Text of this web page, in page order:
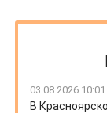
03.08.2026 10:01
В